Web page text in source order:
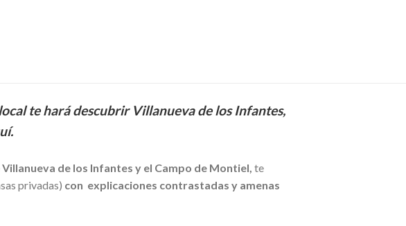
te hará descubrir Villanueva de los Infantes,
Villanueva de los Infantes y el Campo de Montiel, te
privadas) con explicaciones contrastadas y amenas